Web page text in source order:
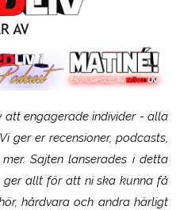
engagerade individer - alla
ger er recensioner, podcasts,
Sajten lanserades i detta
ger allt för att ni ska kunna få
hårdvara och andra härligt